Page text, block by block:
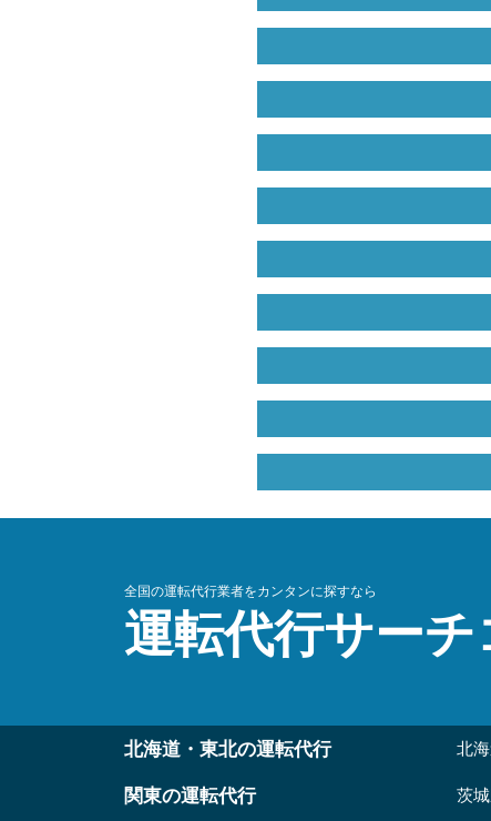
全国の運転代行業者をカンタンに探すなら
運転代行サーチ
北海道・東北の運転代行 北
関東の運転代行 茨